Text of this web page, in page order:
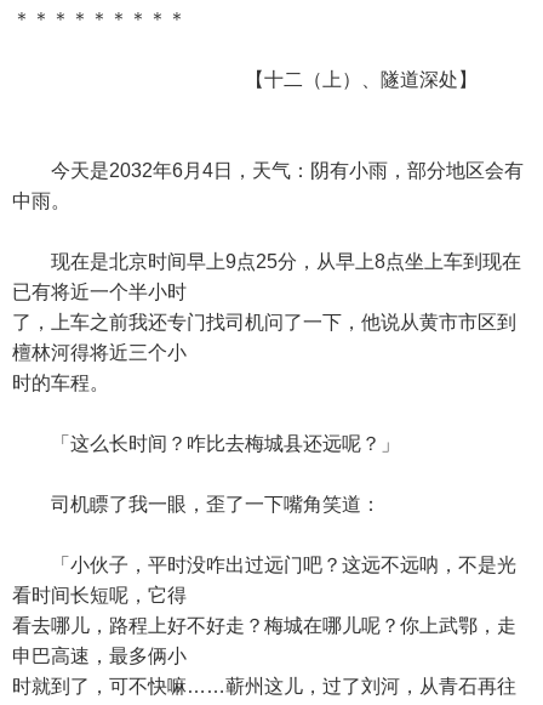
＊＊＊＊＊＊＊＊＊
【十二（上）、隧道深处】
今天是2032年6月4日，天气：阴有小雨，部分地区会有
中雨。
现在是北京时间早上9点25分，从早上8点坐上车到现在
已有将近一个半小时
了，上车之前我还专门找司机问了一下，他说从黄市市区到
檀林河得将近三个小
时的车程。
「这么长时间？咋比去梅城县还远呢？」
司机瞟了我一眼，歪了一下嘴角笑道：
「小伙子，平时没咋出过远门吧？这远不远呐，不是光
看时间长短呢，它得
看去哪儿，路程上好不好走？梅城在哪儿呢？你上武鄂，走
申巴高速，最多俩小
时就到了，可不快嘛……蕲州这儿，过了刘河，从青石再往